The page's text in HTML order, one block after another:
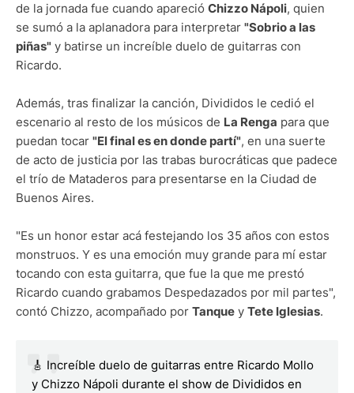
de la jornada fue cuando apareció Chizzo Nápoli, quien
se sumó a la aplanadora para interpretar "Sobrio a las
piñas" y batirse un increíble duelo de guitarras con
Ricardo.
Además, tras finalizar la canción, Divididos le cedió el
escenario al resto de los músicos de La Renga para que
puedan tocar "El final es en donde partí", en una suerte
de acto de justicia por las trabas burocráticas que padece
el trío de Mataderos para presentarse en la Ciudad de
Buenos Aires.
"Es un honor estar acá festejando los 35 años con estos
monstruos. Y es una emoción muy grande para mí estar
tocando con esta guitarra, que fue la que me prestó
Ricardo cuando grabamos Despedazados por mil partes",
contó Chizzo, acompañado por Tanque y Tete Iglesias.
🎸 Increíble duelo de guitarras entre Ricardo Mollo
y Chizzo Nápoli durante el show de Divididos en